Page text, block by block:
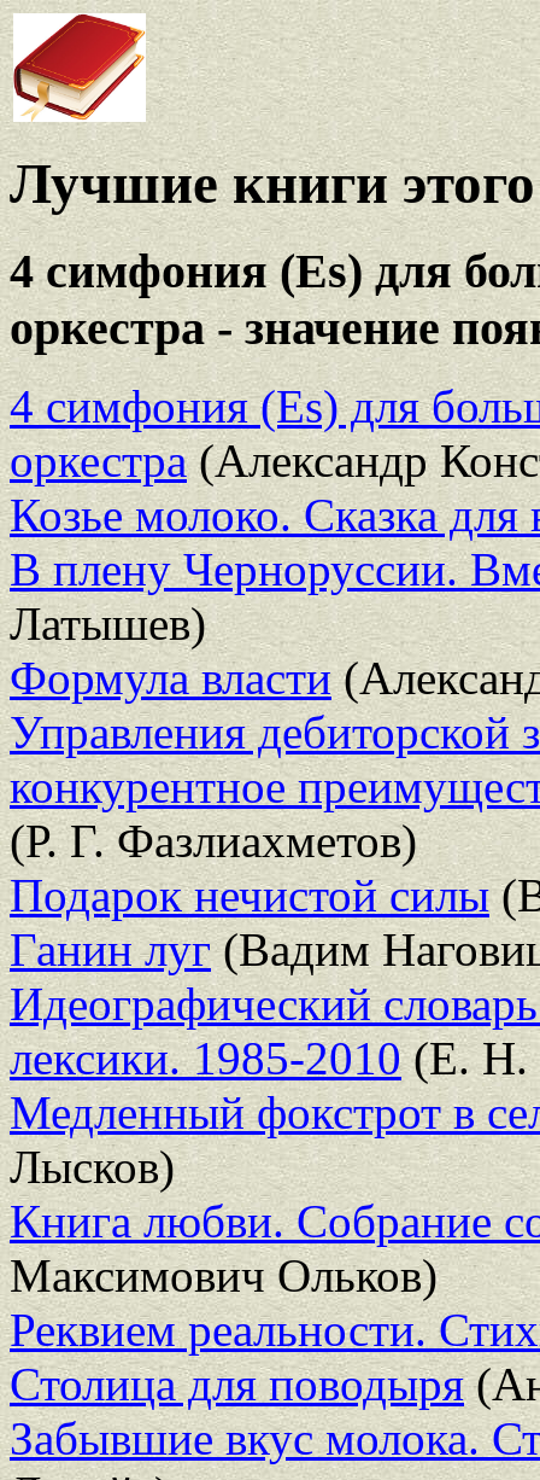
Лучшие книги этого
4 симфония (Es) для
оркестра - значение
4 симфония (Es) для
оркестра(Александр
Козье молоко. Сказка для
В плену Черноруссии.
Латышев)
Формула власти
Управления дебиторской
конкурентное
(Р. Г. Фазлиахметов)
Подарок нечистой силы
Ганин луг(Вадим
Идеографический
лексики. 1985-2010(Е. Н.
Медленный фокстрот в
Лысков)
Книга любви. Собрание
Максимович Ольков)
Реквием реальности.
Столица для поводыря
Забывшие вкус молока.